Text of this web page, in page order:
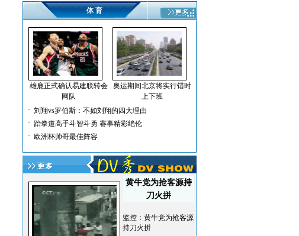
体 育
雄鹿正式确认易建联转会
网队
奥运期间北京将实行错时
上下班
· 刘翔vs罗伯斯：不如刘翔的四大理由
· 跆拳道高手斗智斗勇 赛事精彩绝伦
· 欧洲杯帅哥最佳阵容
黄牛党为抢客源持
刀火拼
监控：黄牛党为抢客源
持刀火拼